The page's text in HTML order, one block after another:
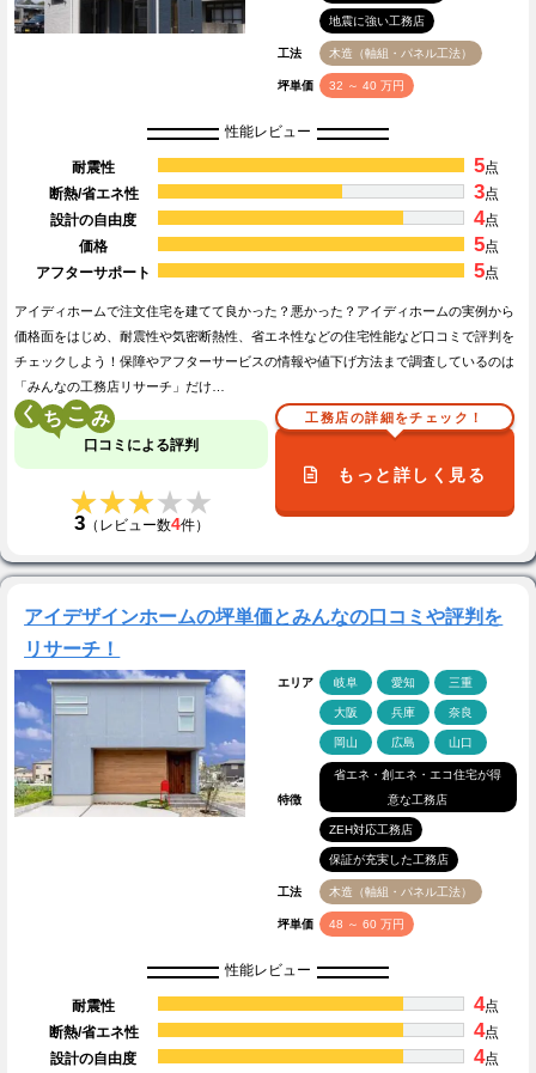
地震に強い工務店
工法 木造（軸組・パネル工法）
坪単価 32 ～ 40 万円
性能レビュー
耐震性 5点
断熱/省エネ性
3点
設計の自由度
4点
価格
5点
アフターサポート
5点
アイディホームで注文住宅を建てて良かった？悪かった？アイディホームの実例から
価格面をはじめ、耐震性や気密断熱性、省エネ性などの住宅性能など口コミで評判を
チェックしよう！保障やアフターサービスの情報や値下げ方法まで調査しているのは
「みんなの工務店リサーチ」だけ…
く こ
口コミによる評判
★★★★★
★★★★★
3（レビュー数4件）
工務店の詳細をチェック！
もっと詳しく見る
アイデザインホームの坪単価とみんなの口コミや評判を
リサーチ！
エリア 岐阜 愛知 三重
大阪 兵庫 奈良
岡山 広島 山口
特徴
省エネ・創エネ・エコ住宅が得
意な工務店
ZEH対応工務店
保証が充実した工務店
工法 木造（軸組・パネル工法）
坪単価 48 ～ 60 万円
性能レビュー
耐震性 4点
断熱/省エネ性
4点
設計の自由度
4点